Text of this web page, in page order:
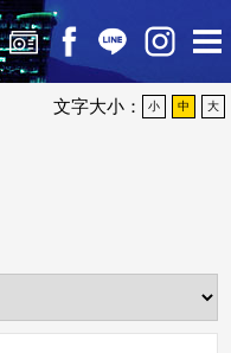
文字大小： 小 中 大